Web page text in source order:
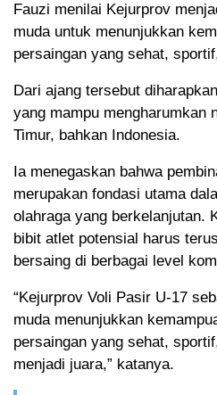
Fauzi menilai Kejurprov
muda untuk menunjukkan
persaingan yang sehat,
Dari ajang tersebut
yang mampu mengharumkan
Timur, bahkan Indonesia.
Ia menegaskan bahwa
merupakan fondasi utama
olahraga yang berkelanjutan.
bibit atlet potensial harus
bersaing di berbagai level
“Kejurprov Voli Pasir U-17
muda menunjukkan
persaingan yang sehat,
menjadi juara,” katanya.